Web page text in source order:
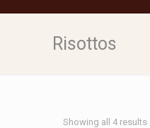
Risottos
Showing all 4 results